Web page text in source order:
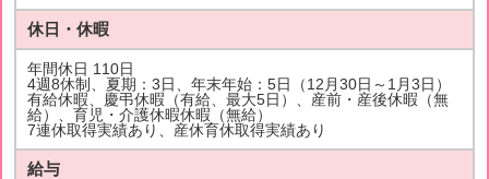
休日・休暇
年間休日 110日
4週8休制、夏期：3日、年末年始：5日（12月30日～1月3日）
有給休暇、慶弔休暇（有給、最大5日）、産前・産後休暇（無
給）、育児・介護休暇休暇（無給）
7連休取得実績あり、産休育休取得実績あり
給与